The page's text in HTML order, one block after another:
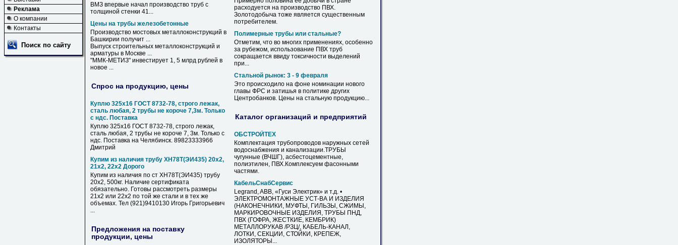
Реклама
О компании
Контакты
Поиск по сайту
ВМЗ впервые начал производство труб с
толщиной стенки 41...
Цены на трубы железобетонные
Производство мостовых металлоконструкций в
Башкирии получит ...
Выпуск строительных металлоконструкций и
арматуры в Москве ...
"ММК-МЕТИЗ" инвестирует 1, 5 млрд рублей в
новое ...
Спрос на продукцию, цены
Куплю 325х16 ГОСТ 8732-78, строго лежак,
сталь любая, 2 трубы не короче 7,3м. Только
с ндс. Поставка
Куплю 325х16 ГОСТ 8732-78, строго лежак,
сталь любая, 2 трубы не короче 7, 3м. Только с
ндс. Поставка на Челябинск. 89823333966
Дмитрий
Купим из наличия трубу ХН78Т(ЭИ435) 20х2,
21х2, 22х2 Дорого
Купим из наличия по ст ХН78Т(ЭИ435) трубу
20х2, 500кг. Наличие сертификата
обязательно. Готовы рассмотреть размеры
21х2 или 22х2 по той же стали и в тех же
объемах. Тел (921)9410130 Игорь Григорьевич
...
Предложения на поставку
продукции, цены
расходуется на производство ПВХ.
Золотодобыча тоже является существенным
потребителем.
Полимерные трубы или стальные?
Отметим, что во многих применениях, особенно
за рубежом, использование ПВХ труб
сокращается ввиду токсичности выделений
при...
Стальной рынок: 3 - 9 февраля
Это происходило на фоне номинации нового
главы ФРС и затишья в политике других
Центробанков. Цены на стальную продукцию...
Каталог организаций и предприятий
ОБСТРОЙТЕХ
Комплектация трубопроводов наружных сетей
водоснабжения и канализации.ТРУБЫ
чугунные (ВЧШГ), асбестоцементные,
полиэтилен, ПВХ.Комплексуем фасонными
частями.
КабельСнабСервис
Legrand, ABB, «Гуси Электрик» и т.д. •
ЭЛЕКТРОМОНТАЖНЫЕ УСТ-ВА И ИЗДЕЛИЯ
(НАКОНЕЧНИКИ, МУФТЫ, ГИЛЬЗЫ, СЖИМЫ,
МАРКИРОВОЧНЫЕ ИЗДЕЛИЯ, ТРУБЫ ПНД,
ПВХ (ГОФРА, ЖЕСТКИЕ, КЕМБРИК)
МЕТАЛЛОРУКАВ /РЗЦ/, КАБЕЛЬ-КАНАЛ,
ЛОТКИ, СЕКЦИИ, СТОЙКИ, КРЕПЕЖ,
ИЗОЛЯТОРЫ...